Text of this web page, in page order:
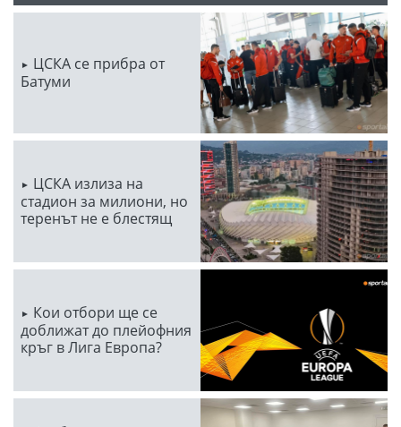
ЦСКА се прибра от
Батуми
ЦСКА излиза на
стадион за милиони, но
теренът не е блестящ
Кои отбори ще се
доближат до плейофния
кръг в Лига Европа?